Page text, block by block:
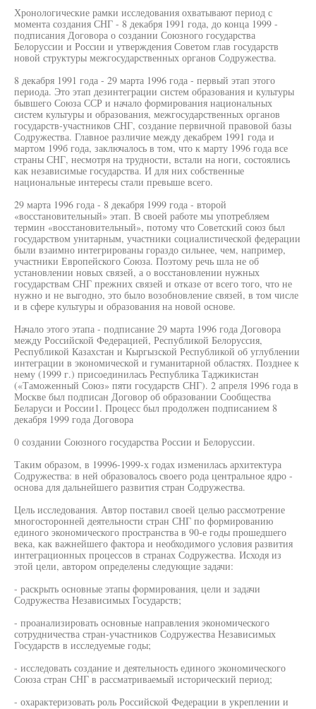
Хронологические рамки исследования охватывают период с
момента создания СНГ - 8 декабря 1991 года, до конца 1999 -
подписания Договора о создании Союзного государства
Белоруссии и России и утверждения Советом глав государств
новой структуры межгосударственных органов Содружества.
8 декабря 1991 года - 29 марта 1996 года - первый этап этого
периода. Это этап дезинтеграции систем образования и культуры
бывшего Союза ССР и начало формирования национальных
систем культуры и образования, межгосударственных органов
государств-участников СНГ, создание первичной правовой базы
Содружества. Главное различие между декабрем 1991 года и
мартом 199б года, заключалось в том, что к марту 1996 года все
страны СНГ, несмотря на трудности, встали на ноги, состоялись
как независимые государства. И для них собственные
национальные интересы стали превыше всего.
29 марта 1996 года - 8 декабря 1999 года - второй
«восстановительный» этап. В своей работе мы употребляем
термин «восстановительный», потому что Советский союз был
государством унитарным, участники социалистической федерации
были взаимно интегрированы гораздо сильнее, чем, например,
участники Европейского Союза. Поэтому речь шла не об
установлении новых связей, а о восстановлении нужных
государствам СНГ прежних связей и отказе от всего того, что не
нужно и не выгодно, это было возобновление связей, в том числе
и в сфере культуры и образования на новой основе.
Начало этого этапа - подписание 29 марта 1996 года Договора
между Российской Федерацией, Республикой Белоруссия,
Республикой Казахстан и Кыргызской Республикой об углублении
интеграции в экономической и гуманитарной областях. Позднее к
нему (1999 г.) присоединилась Республика Таджикистан
(«Таможенный Союз» пяти государств СНГ). 2 апреля 1996 года в
Москве был подписан Договор об образовании Сообщества
Беларуси и России1. Процесс был продолжен подписанием 8
декабря 1999 года Договора
0 создании Союзного государства России и Белоруссии.
Таким образом, в 19996-1999-х годах изменилась архитектура
Содружества: в ней образовалось своего рода центральное ядро -
основа для дальнейшего развития стран Содружества.
Цель исследования. Автор поставил своей целью рассмотрение
многосторонней деятельности стран СНГ по формированию
единого экономического пространства в 90-е годы прошедшего
века, как важнейшего фактора и необходимого условия развития
интеграционных процессов в странах Содружества. Исходя из
этой цели, автором определены следующие задачи:
- раскрыть основные этапы формирования, цели и задачи
Содружества Независимых Государств;
- проанализировать основные направления экономического
сотрудничества стран-участников Содружества Независимых
Государств в исследуемые годы;
- исследовать создание и деятельность единого экономического
Союза стран СНГ в рассматриваемый исторический период;
- охарактеризовать роль Российской Федерации в укреплении и